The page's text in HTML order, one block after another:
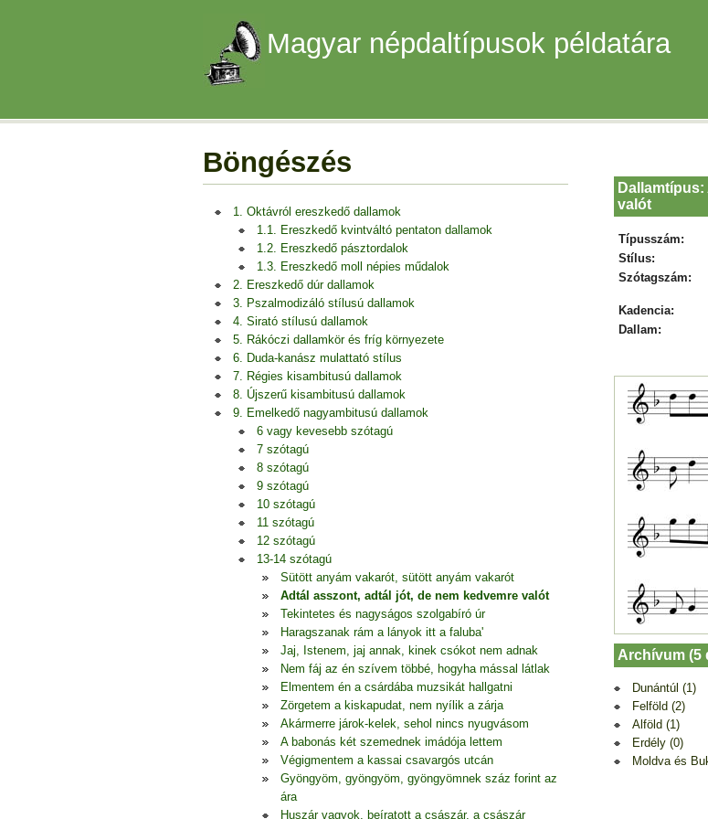
Magyar népdaltípusok példatára
Böngészés
1. Oktávról ereszkedő dallamok
1.1. Ereszkedő kvintváltó pentaton dallamok
1.2. Ereszkedő pásztordalok
1.3. Ereszkedő moll népies műdalok
2. Ereszkedő dúr dallamok
3. Pszalmodizáló stílusú dallamok
4. Sirató stílusú dallamok
5. Rákóczi dallamkör és fríg környezete
6. Duda-kanász mulattató stílus
7. Régies kisambitusú dallamok
8. Újszerű kisambitusú dallamok
9. Emelkedő nagyambitusú dallamok
6 vagy kevesebb szótagú
7 szótagú
8 szótagú
9 szótagú
10 szótagú
11 szótagú
12 szótagú
13-14 szótagú
Sütött anyám vakarót, sütött anyám vakarót
Adtál asszont, adtál jót, de nem kedvemre valót
Tekintetes és nagyságos szolgabíró úr
Haragszanak rám a lányok itt a faluba'
Jaj, Istenem, jaj annak, kinek csókot nem adnak
Nem fáj az én szívem többé, hogyha mással látlak
Elmentem én a csárdába muzsikát hallgatni
Zörgetem a kiskapudat, nem nyílik a zárja
Akármerre járok-kelek, sehol nincs nyugvásom
A babonás két szemednek imádója lettem
Végigmentem a kassai csavargós utcán
Gyöngyöm, gyöngyöm, gyöngyömnek száz forint az
ára
Huszár vagyok, beíratott a császár, a császár
valót
Típusszám:
Stílus:
Szótagszám:
Kadencia:
Dallam:
Archívum (5
Dunántúl (1)
Felföld (2)
Alföld (1)
Erdély (0)
Moldva és